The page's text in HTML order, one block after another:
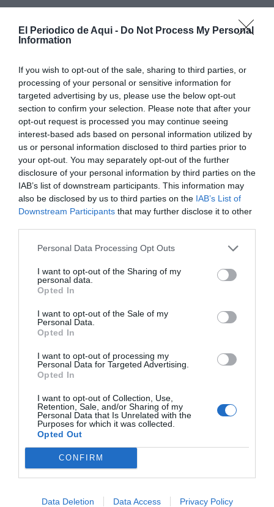
El Periodico de Aqui - Do Not Process My Personal
Information
If you wish to opt-out of the sale, sharing to third parties, or
processing of your personal or sensitive information for
targeted advertising by us, please use the below opt-out
section to confirm your selection. Please note that after your
opt-out request is processed you may continue seeing
interest-based ads based on personal information utilized by
us or personal information disclosed to third parties prior to
your opt-out. You may separately opt-out of the further
disclosure of your personal information by third parties on the
IAB’s list of downstream participants. This information may
also be disclosed by us to third parties on the IAB’s List of
Downstream Participants that may further disclose it to other
Personal Data Processing Opt Outs
I want to opt-out of the Sharing of my
personal data.
Opted In
I want to opt-out of the Sale of my
Personal Data.
Opted In
I want to opt-out of processing my
Personal Data for Targeted Advertising.
Opted In
I want to opt-out of Collection, Use,
Retention, Sale, and/or Sharing of my
Personal Data that Is Unrelated with the
Purposes for which it was collected.
Opted Out
CONFIRM
Data Deletion Data Access Privacy Policy
El objetivo es determinar el grado de afección en cada
punto para realizar actuaciones para favorecer y
reforzar el proceso de regeneración de la zona
afectada. También se barajan otros trabajos como la
extracción de árboles quemados, la construcción de
barreras anti-erosión y diques, el tratamiento en
árboles con riesgo fitosanitario o superviviente, así
como la construcción de infraestructuras para el
Vicente Martínez Mus ha aprovechado la visita para
agradecer a todos los equipos de emergencia que
“trabajaron incansablemente para controlar y
extinguir el fuego”. Y ha añadido que “su rápida y
coordinada respuesta fue crucial para evitar que el
incendio se propagara a una zona mucho mayor” De la
misma forma, ha destacado “el trabajo conjunto y
coordinado” de los diferentes servicios de emergencia